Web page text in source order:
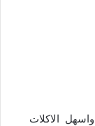
الاكلات